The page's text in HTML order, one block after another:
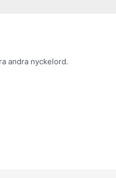
andra nyckelord.